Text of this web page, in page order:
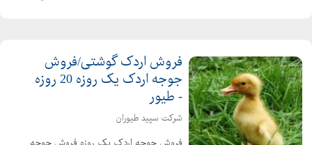
فروش اردک گوشتی/فروش
جوجه اردک یک روزه 20 روزه
- طیور
شرکت سپید طیوران